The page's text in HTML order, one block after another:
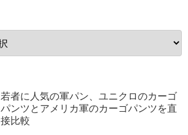
若者に人気の軍パン、ユニクロのカーゴ
パンツとアメリカ軍のカーゴパンツを直
接比較